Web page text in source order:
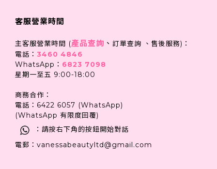
客服營業時間
主客服營業時間 (產品查詢 、 訂單查詢 、售後服務)：
電話： 3460 4846
WhatsApp： 6823 7098
星期一至五 9:00-18:00
商務合作：
電話：6422 6057 (WhatsApp)
(WhatsApp 有限度回覆)
：請按右下角的按鈕開始對話
電郵：vanessabeautyltd@gmail.com